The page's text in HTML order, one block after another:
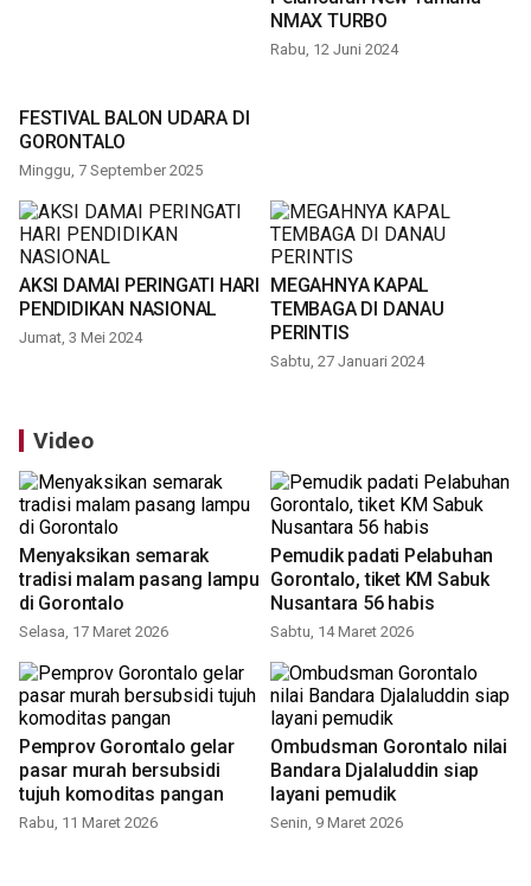
FESTIVAL BALON UDARA DI
GORONTALO
Minggu, 7 September 2025
NMAX TURBO
Rabu, 12 Juni 2024
AKSI DAMAI PERINGATI HARI
PENDIDIKAN NASIONAL
Jumat, 3 Mei 2024
MEGAHNYA KAPAL
TEMBAGA DI DANAU
PERINTIS
Sabtu, 27 Januari 2024
Video
Menyaksikan semarak
tradisi malam pasang lampu
di Gorontalo
Selasa, 17 Maret 2026
Pemudik padati Pelabuhan
Gorontalo, tiket KM Sabuk
Nusantara 56 habis
Sabtu, 14 Maret 2026
Pemprov Gorontalo gelar
pasar murah bersubsidi
tujuh komoditas pangan
Rabu, 11 Maret 2026
Ombudsman Gorontalo nilai
Bandara Djalaluddin siap
layani pemudik
Senin, 9 Maret 2026